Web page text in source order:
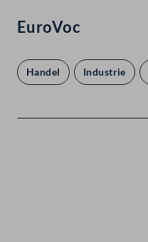
EuroVoc
Handel Industrie